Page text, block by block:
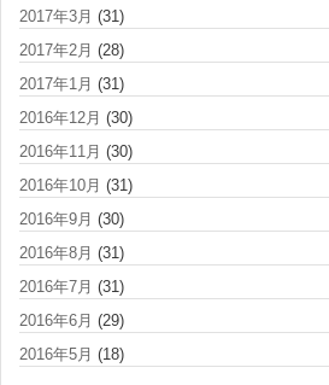
2017年3月 (31)
2017年2月 (28)
2017年1月 (31)
2016年12月 (30)
2016年11月 (30)
2016年10月 (31)
2016年9月 (30)
2016年8月 (31)
2016年7月 (31)
2016年6月 (29)
2016年5月 (18)